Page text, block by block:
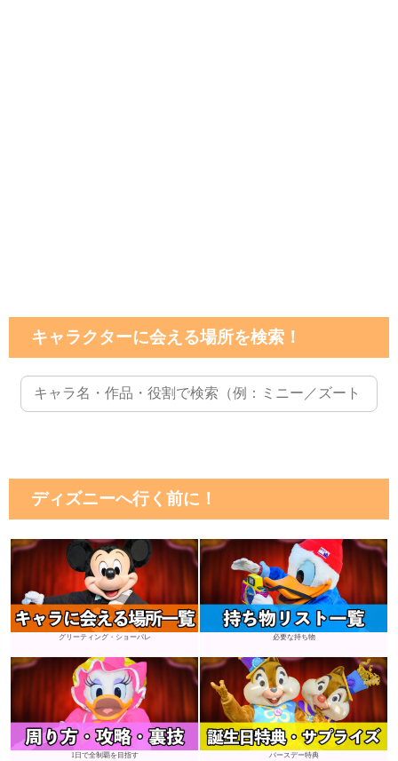
キャラクターに会える場所を検索！
ディズニーへ行く前に！
グリーティング・ショーパレ 必要な持ち物
1日で全制覇を目指す バースデー特典